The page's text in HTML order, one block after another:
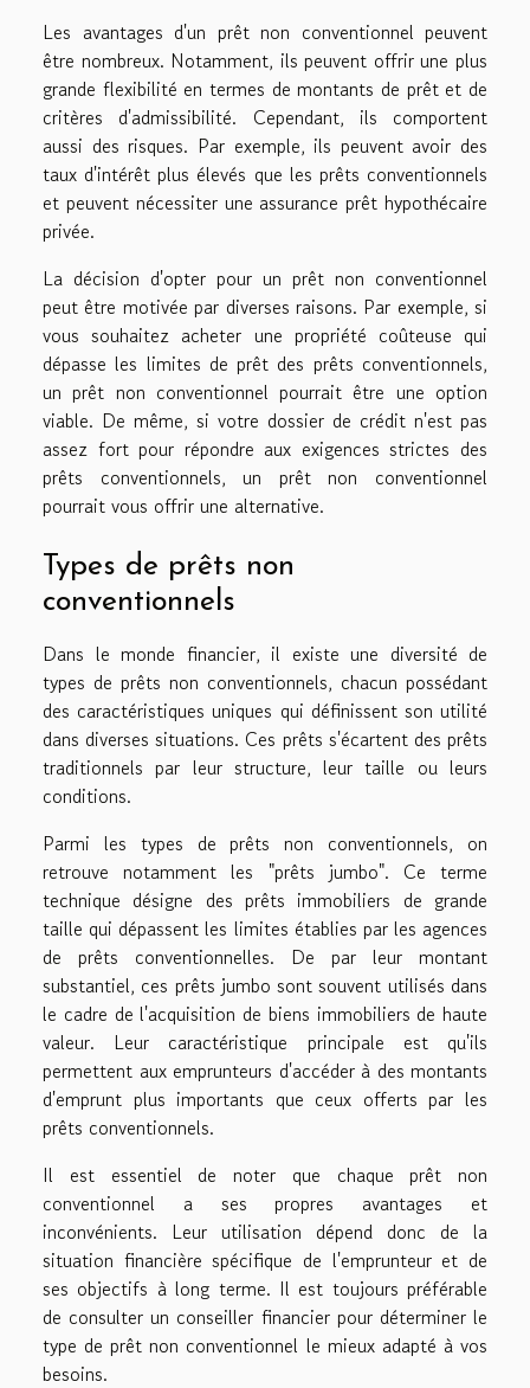
Les avantages d'un prêt non conventionnel peuvent
être nombreux. Notamment, ils peuvent offrir une plus
grande flexibilité en termes de montants de prêt et de
critères d'admissibilité. Cependant, ils comportent
aussi des risques. Par exemple, ils peuvent avoir des
taux d'intérêt plus élevés que les prêts conventionnels
et peuvent nécessiter une assurance prêt hypothécaire
privée.
La décision d'opter pour un prêt non conventionnel
peut être motivée par diverses raisons. Par exemple, si
vous souhaitez acheter une propriété coûteuse qui
dépasse les limites de prêt des prêts conventionnels,
un prêt non conventionnel pourrait être une option
viable. De même, si votre dossier de crédit n'est pas
assez fort pour répondre aux exigences strictes des
prêts conventionnels, un prêt non conventionnel
pourrait vous offrir une alternative.
Types de prêts non
conventionnels
Dans le monde financier, il existe une diversité de
types de prêts non conventionnels, chacun possédant
des caractéristiques uniques qui définissent son utilité
dans diverses situations. Ces prêts s'écartent des prêts
traditionnels par leur structure, leur taille ou leurs
conditions.
Parmi les types de prêts non conventionnels, on
retrouve notamment les "prêts jumbo". Ce terme
technique désigne des prêts immobiliers de grande
taille qui dépassent les limites établies par les agences
de prêts conventionnelles. De par leur montant
substantiel, ces prêts jumbo sont souvent utilisés dans
le cadre de l'acquisition de biens immobiliers de haute
valeur. Leur caractéristique principale est qu'ils
permettent aux emprunteurs d'accéder à des montants
d'emprunt plus importants que ceux offerts par les
prêts conventionnels.
Il est essentiel de noter que chaque prêt non
conventionnel a ses propres avantages et
inconvénients. Leur utilisation dépend donc de la
situation financière spécifique de l'emprunteur et de
ses objectifs à long terme. Il est toujours préférable
de consulter un conseiller financier pour déterminer le
type de prêt non conventionnel le mieux adapté à vos
besoins.